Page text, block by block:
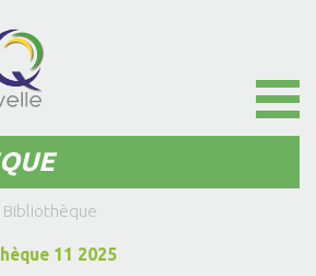
Bibliothèque
11 2025